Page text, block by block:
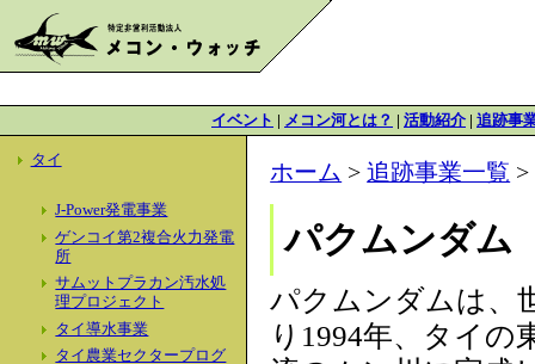
イベント | メコン河とは？ | 活動紹介 | 追跡事
タイ
J-Power発電事業
ゲンコイ第2複合火力発電
所
サムットプラカン汚水処
理プロジェクト
タイ導水事業
タイ農業セクタープログ
ホーム >追跡事業一覧 >
パクムンダム
パクムンダムは、
り1994年、タイの